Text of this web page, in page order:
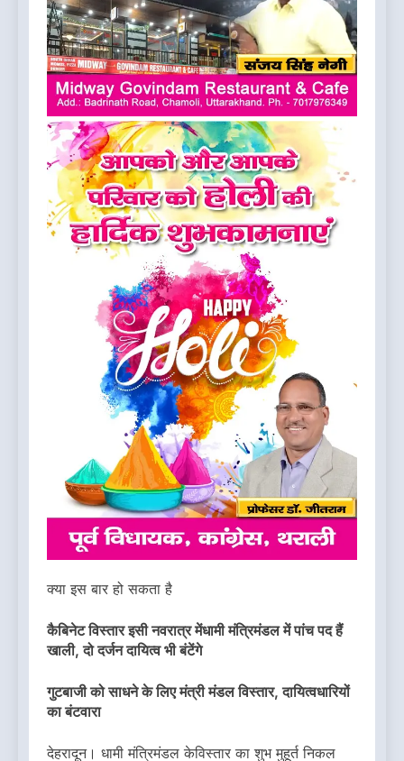
क्या इस बार हो सकता है
कैबिनेट विस्तार इसी नवरात्र मेंधामी मंत्रिमंडल में पांच पद हैं
खाली, दो दर्जन दायित्व भी बंटेंगे
गुटबाजी को साधने के लिए मंत्री मंडल विस्तार, दायित्वधारियों
का बंटवारा
देहरादून। धामी मंत्रिमंडल केविस्तार का शुभ मुहूर्त निकल